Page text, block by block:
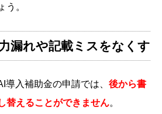
う。
漏れや記載ミスをなくす
導入補助金の申請では、 後から書
替えることができません。